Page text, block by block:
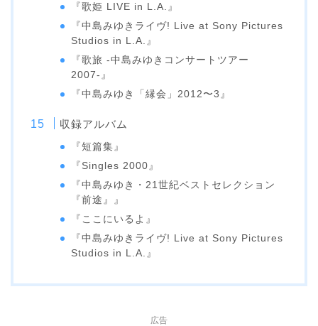
『歌姫 LIVE in L.A.』
『中島みゆきライヴ! Live at Sony Pictures
Studios in L.A.』
『歌旅 -中島みゆきコンサートツアー
2007-』
『中島みゆき「縁会」2012〜3』
収録アルバム
『短篇集』
『Singles 2000』
『中島みゆき・21世紀ベストセレクション
『前途』』
『ここにいるよ』
『中島みゆきライヴ! Live at Sony Pictures
Studios in L.A.』
広告